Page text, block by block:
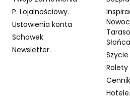
P. Lojalnościowy.
Ustawienia konta
Schowek
Newsletter.
Słońca